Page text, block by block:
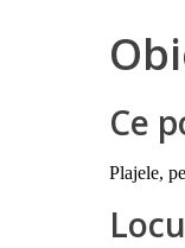
Ce
Plajele,